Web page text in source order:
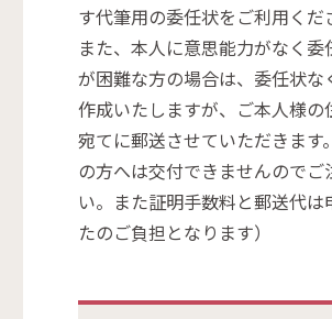
す代筆用の委任状をご利用くだ
また、本人に意思能力がなく委
が困難な方の場合は、委任状な
作成いたしますが、ご本人様の
宛てに郵送させていただきます
の方へは交付できませんのでご
い。また証明手数料と郵送代は
たのご負担となります）